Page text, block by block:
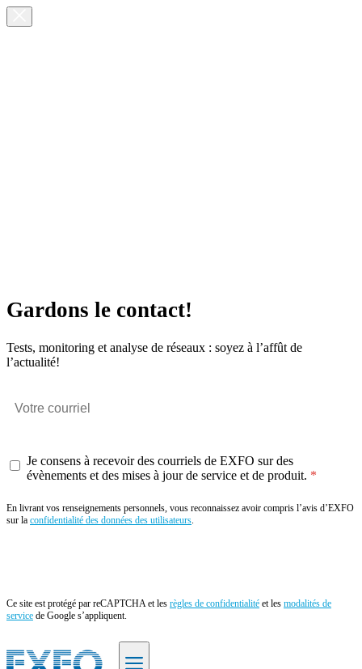
Gardons le contact!
Tests, monitoring et analyse de réseaux : soyez à l’affût de
l’actualité!
Je consens à recevoir des courriels de EXFO sur des
évènements et des mises à jour de service et de produit.
En livrant vos renseignements personnels, vous reconnaissez avoir compris l’avis d’EXFO
sur la confidentialité des données des utilisateurs.
Ce site est protégé par reCAPTCHA et les règles de confidentialité et les modalités de
service de Google s’appliquent.